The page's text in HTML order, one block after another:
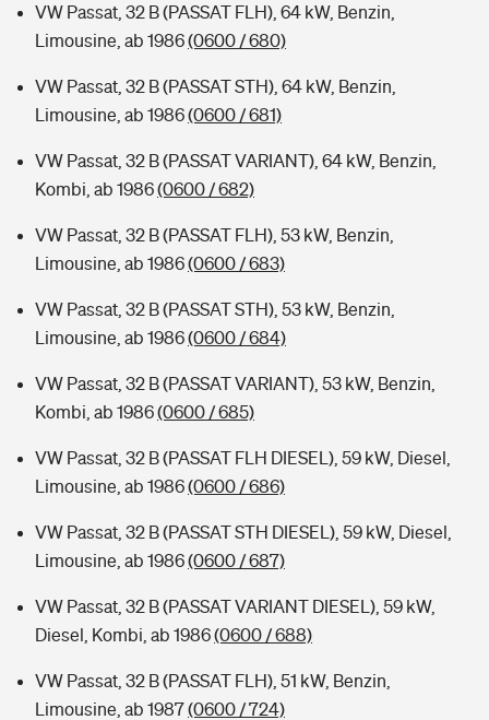
VW Passat, 32 B (PASSAT FLH), 64 kW, Benzin,
Limousine, ab 1986(0600 / 680)
VW Passat, 32 B (PASSAT STH), 64 kW, Benzin,
Limousine, ab 1986(0600 / 681)
VW Passat, 32 B (PASSAT VARIANT), 64 kW, Benzin,
Kombi, ab 1986(0600 / 682)
VW Passat, 32 B (PASSAT FLH), 53 kW, Benzin,
Limousine, ab 1986(0600 / 683)
VW Passat, 32 B (PASSAT STH), 53 kW, Benzin,
Limousine, ab 1986(0600 / 684)
VW Passat, 32 B (PASSAT VARIANT), 53 kW, Benzin,
Kombi, ab 1986(0600 / 685)
VW Passat, 32 B (PASSAT FLH DIESEL), 59 kW, Diesel,
Limousine, ab 1986(0600 / 686)
VW Passat, 32 B (PASSAT STH DIESEL), 59 kW, Diesel,
Limousine, ab 1986(0600 / 687)
VW Passat, 32 B (PASSAT VARIANT DIESEL), 59 kW,
Diesel, Kombi, ab 1986(0600 / 688)
VW Passat, 32 B (PASSAT FLH), 51 kW, Benzin,
Limousine, ab 1987(0600 / 724)